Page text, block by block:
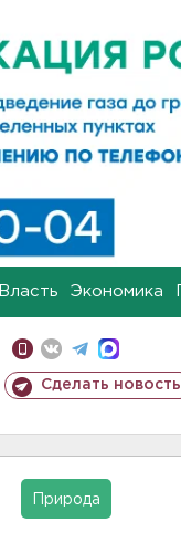
Власть Экономика
Сделать новость
Природа